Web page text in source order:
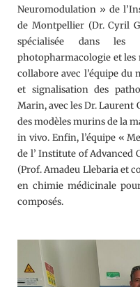
Neuromodulation » de
de Montpellier (Dr. Cyril
spécialisée dans les
photopharmacologie et les
collabore avec l’équipe
et signalisation des
Marin, avec les Dr. Laurent
des modèles murins de la
in vivo. Enfin, l’équipe «
de l’ Institute of Advanced
(Prof. Amadeu Llebaria et
en chimie médicinale
composés.